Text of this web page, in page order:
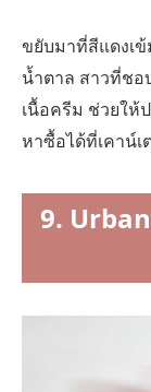
ขยับมาที่สีแดงเ
น้ำตาล สาวที่ชอ
เนื้อครีม ช่วยใ
หาซื้อได้ที่เคาน์เ
9.